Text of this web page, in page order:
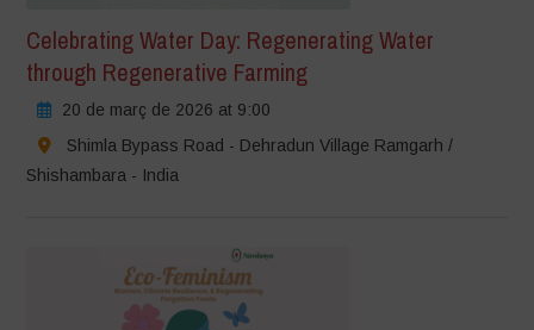
Celebrating Water Day: Regenerating Water
through Regenerative Farming
20 de març de 2026 at 9:00
Shimla Bypass Road - Dehradun Village Ramgarh /
Shishambara - India